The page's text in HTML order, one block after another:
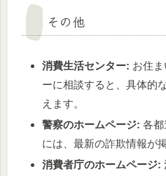
その他
消費生活センター: お住
ーに相談すると、具体的
えます。
警察のホームページ: 各
には、最新の詐欺情報が
消費者庁のホームページ: